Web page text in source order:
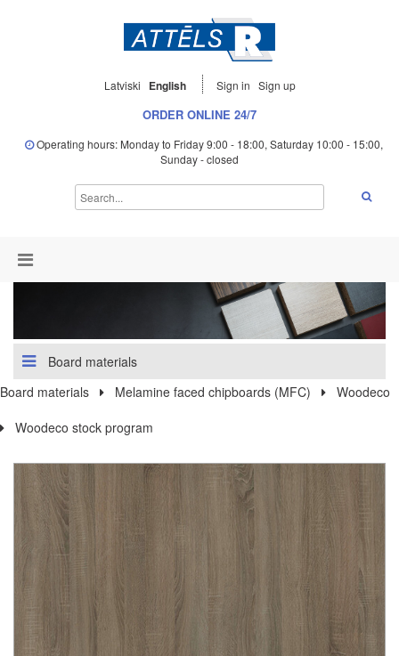
Latviski English Sign in Sign up
ORDER ONLINE 24/7
Operating hours: Monday to Friday 9:00 - 18:00, Saturday 10:00 - 15:00,
Sunday - closed
Board materials
Board materials
Melamine faced chipboards (MFC)
Woodeco
Woodeco stock program